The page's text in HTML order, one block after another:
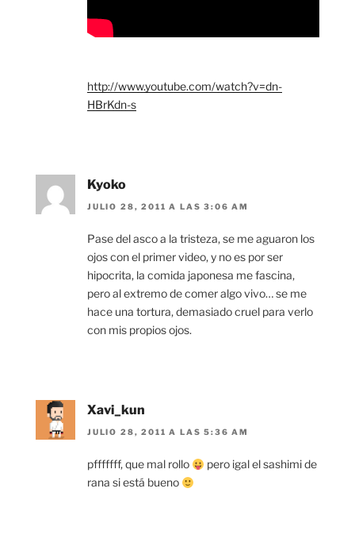
http://www.youtube.com/watch?v=dn-
HBrKdn-s
Kyoko
JULIO 28, 2011 A LAS 3:06 AM
Pase del asco a la tristeza, se me aguaron los
ojos con el primer video, y no es por ser
hipocrita, la comida japonesa me fascina,
pero al extremo de comer algo vivo… se me
hace una tortura, demasiado cruel para verlo
con mis propios ojos.
Xavi_kun
JULIO 28, 2011 A LAS 5:36 AM
pfffffff, que mal rollo
pero igal el sashimi de
rana si está bueno